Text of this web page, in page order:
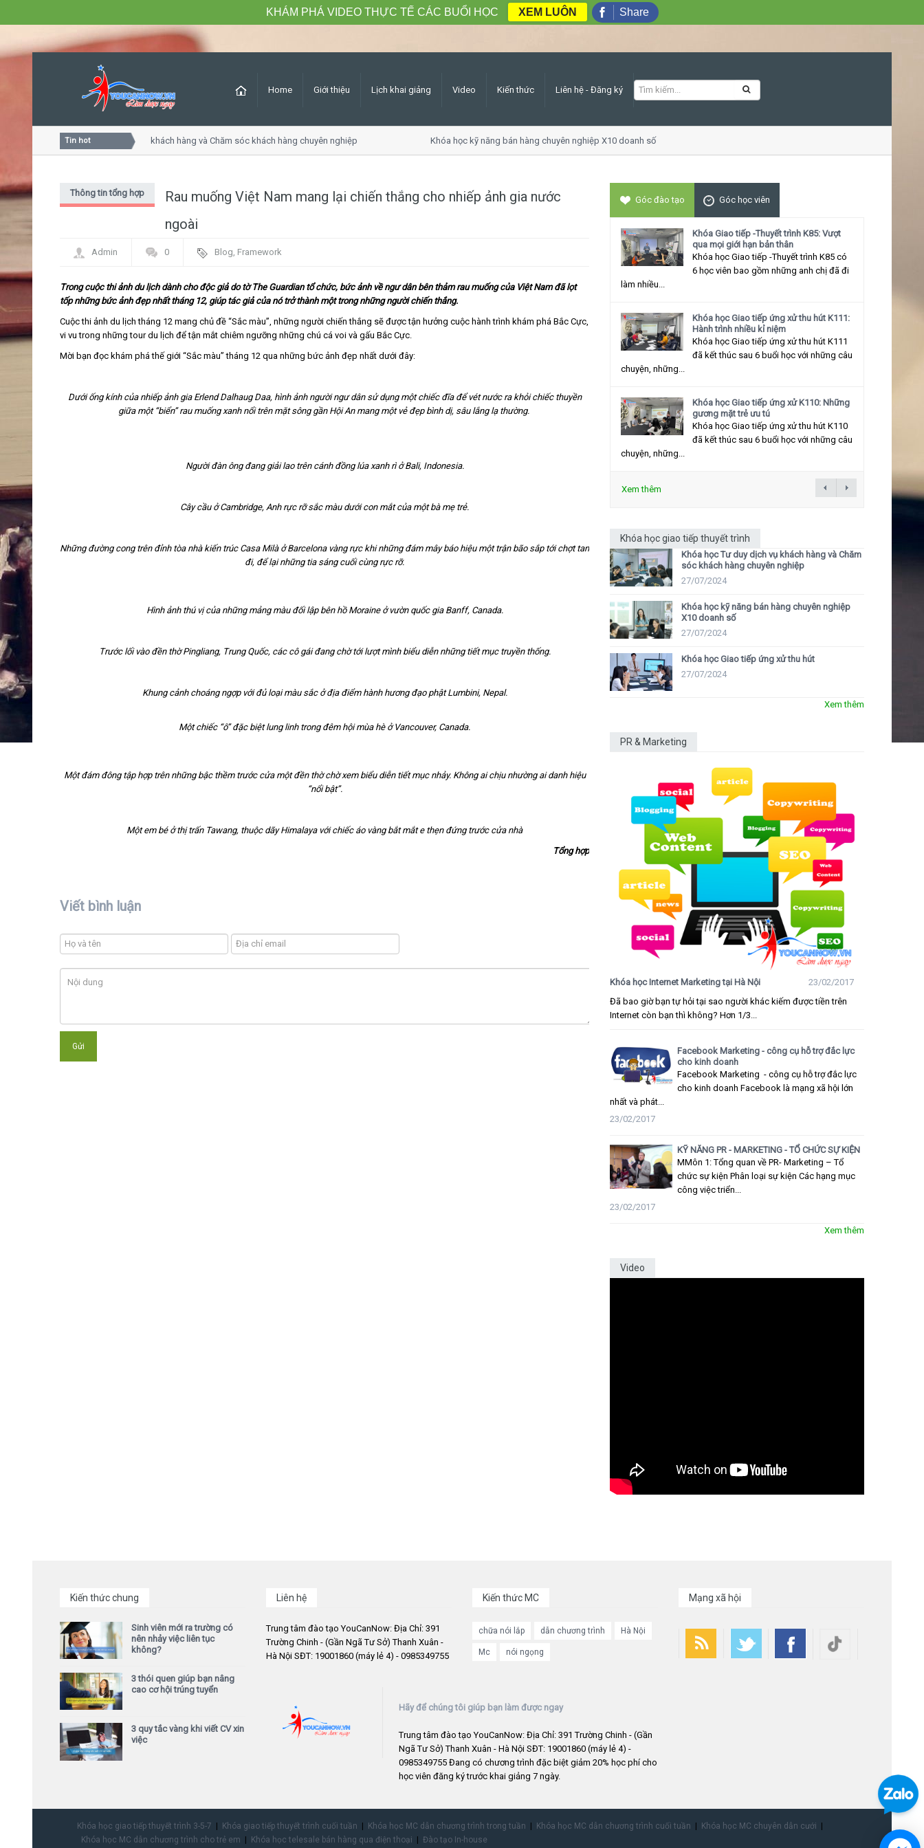
Home Giới thiệu Lịch khai giảng Video Kiến thức Liên hệ - Đăng ký
Tin hot
Khóa học Tư duy dịch vụ khách hàng và Chăm sóc khách hàng chuyên nghiệp Khóa học kỹ năng bán hàng chuyên nghiệp X10 doanh số
Rau muống Việt Nam mang lại chiến thắng cho nhiếp ảnh gia nước
ngoài
Thông tin tổng hợp
Admin 0 Blog, Framework
Trong cuộc thi ảnh du lịch dành cho độc giả do tờ The Guardian tổ chức, bức ảnh về ngư dân bên thảm rau muống của Việt Nam đã lọt
tốp những bức ảnh đẹp nhất tháng 12, giúp tác giả của nó trở thành một trong những người chiến thắng.
Cuộc thi ảnh du lịch tháng 12 mang chủ đề “Sắc màu”, những người chiến thắng sẽ được tận hưởng cuộc hành trình khám phá Bắc Cực,
vi vu trong những tour du lịch để tận mắt chiêm ngưỡng những chú cá voi và gấu Bắc Cực.
Mời bạn đọc khám phá thế giới “Sắc màu” tháng 12 qua những bức ảnh đẹp nhất dưới đây:
Dưới ống kính của nhiếp ảnh gia Erlend Dalhaug Daa, hình ảnh người ngư dân sử dụng một chiếc đĩa để vét nước ra khỏi chiếc thuyền
giữa một “biển” rau muống xanh nổi trên mặt sông gần Hội An mang một vẻ đẹp bình dị, sâu lắng lạ thường.
Người đàn ông đang giải lao trên cánh đồng lúa xanh rì ở Bali, Indonesia.
Cây cầu ở Cambridge, Anh rực rỡ sắc màu dưới con mắt của một bà mẹ trẻ.
Những đường cong trên đỉnh tòa nhà kiến trúc Casa Milà ở Barcelona vàng rực khi những đám mây báo hiệu một trận bão sắp tới chợt tan
đi, để lại những tia sáng cuối cùng rực rỡ.
Hình ảnh thú vị của những mảng màu đối lập bên hồ Moraine ở vườn quốc gia Banff, Canada.
Trước lối vào đền thờ Pingliang, Trung Quốc, các cô gái đang chờ tới lượt mình biểu diễn những tiết mục truyền thống.
Khung cảnh choáng ngợp với đủ loại màu sắc ở địa điểm hành hương đạo phật Lumbini, Nepal.
Một chiếc “ô” đặc biệt lung linh trong đêm hội mùa hè ở Vancouver, Canada.
Một đám đông tập hợp trên những bậc thềm trước cửa một đền thờ chờ xem biểu diễn tiết mục nhảy. Không ai chịu nhường ai danh hiệu
“nổi bật”.
Một em bé ở thị trấn Tawang, thuộc dãy Himalaya với chiếc áo vàng bắt mắt e thẹn đứng trước cửa nhà
Tổng hợp
Viết bình luận
Góc đào tạo Góc học viên
Khóa Giao tiếp -Thuyết trình K85: Vượt
qua mọi giới hạn bản thân
Khóa học Giao tiếp -Thuyết trình K85 có
6 học viên bao gồm những anh chị đã đi
làm nhiều...
Khóa học Giao tiếp ứng xử thu hút K111:
Hành trình nhiều kỉ niệm
Khóa học Giao tiếp ứng xử thu hút K111
đã kết thúc sau 6 buổi học với những câu
chuyện, những...
Khóa học Giao tiếp ứng xử K110: Những
gương mặt trẻ ưu tú
Khóa học Giao tiếp ứng xử thu hút K110
đã kết thúc sau 6 buổi học với những câu
chuyện, những...
Xem thêm
Khóa học giao tiếp thuyết trình
Khóa học Tư duy dịch vụ khách hàng và Chăm
sóc khách hàng chuyên nghiệp
27/07/2024
Khóa học kỹ năng bán hàng chuyên nghiệp
X10 doanh số
27/07/2024
Khóa học Giao tiếp ứng xử thu hút
27/07/2024
Xem thêm
PR & Marketing
Khóa học Internet Marketing tại Hà Nội
23/02/2017
Đã bao giờ bạn tự hỏi tại sao người khác kiếm được tiền trên
Internet còn bạn thì không? Hơn 1/3...
Facebook Marketing - công cụ hỗ trợ đắc lực
cho kinh doanh
Facebook Marketing - công cụ hỗ trợ đắc lực
cho kinh doanh Facebook là mạng xã hội lớn
nhất và phát...
23/02/2017
KỸ NĂNG PR - MARKETING - TỔ CHỨC SỰ KIỆN
MMôn 1: Tổng quan về PR- Marketing – Tổ
chức sự kiện Phân loại sự kiện Các hạng mục
công việc triển...
23/02/2017
Xem thêm
Video
Kiến thức chung
Sinh viên mới ra trường có
nên nhảy việc liên tục
không?
3 thói quen giúp bạn nâng
cao cơ hội trúng tuyển
3 quy tắc vàng khi viết CV xin
việc
Liên hệ
Trung tâm đào tạo YouCanNow: Địa Chỉ: 391
Trường Chinh - (Gần Ngã Tư Sở) Thanh Xuân -
Hà Nội SĐT: 19001860 (máy lẻ 4) - 0985349755
Kiến thức MC
chữa nói lắp dẫn chương trình Hà Nội
Mc nói ngọng
Mạng xã hội
Hãy để chúng tôi giúp bạn làm được ngay
Trung tâm đào tạo YouCanNow: Địa Chỉ: 391 Trường Chinh - (Gần
Ngã Tư Sở) Thanh Xuân - Hà Nội SĐT: 19001860 (máy lẻ 4) -
0985349755 Đang có chương trình đặc biệt giảm 20% học phí cho
học viên đăng ký trước khai giảng 7 ngày.
Khóa học giao tiếp thuyết trình 3-5-7 Khóa giao tiếp thuyết trình cuối tuần Khóa học MC dẫn chương trình trong tuần Khóa học MC dẫn chương trình cuối tuần
Khóa học MC chuyên dẫn cưới
Khóa học MC dẫn chương trình cho trẻ em
Khóa học telesale bán hàng qua điện thoại Đào tạo In-house
KHÁM PHÁ VIDEO THỰC TẾ CÁC BUỔI HỌC XEM LUÔN Share